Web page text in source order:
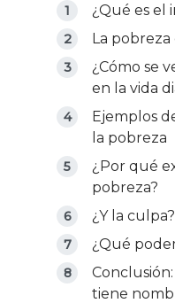
¿Qué es el
La
¿Cómo se
en la vida
Ejemplos
la pobreza
¿Por qué
pobreza?
¿Y la
¿Qué
tiene